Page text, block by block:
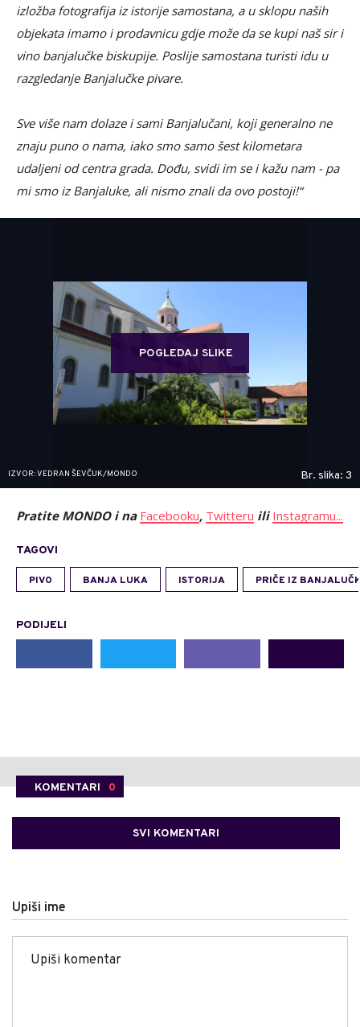
izložba fotografija iz istorije samostana, a u sklopu naših
objekata imamo i prodavnicu gdje može da se kupi naš sir i
vino banjalučke biskupije. Poslije samostana turisti idu u
razgledanje Banjalučke pivare.
Sve više nam dolaze i sami Banjalučani, koji generalno ne
znaju puno o nama, iako smo samo šest kilometara
udaljeni od centra grada. Dođu, svidi im se i kažu nam - pa
mi smo iz Banjaluke, ali nismo znali da ovo postoji!“
POGLEDAJ SLIKE
IZVOR: VEDRAN ŠEVČUK/MONDO Br. slika: 3
Pratite MONDO i na Facebooku, Twitteru ili Instagramu...
TAGOVI
PIVO BANJA LUKA ISTORIJA PRIČE IZ
PODIJELI
KOMENTARI 0
SVI KOMENTARI
Upiši ime